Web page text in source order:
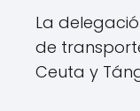
La
de
Ceuta y